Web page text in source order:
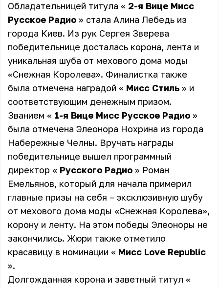
Обладательницей титула « 2-я Вице Мисс
Русское Радио » стала Алина Лебедь из
города Киев. Из рук Сергея Зверева
победительнице досталась корона, лента и
уникальная шуба от мехового дома моды
«Снежная Королева». Финалистка также
была отмечена наградой « Мисс Стиль » и
соответствующим денежным призом.
Званием « 1-я Вице Мисс Русское Радио »
была отмечена Элеонора Нохрина из города
Набережные Челны. Вручать награды
победительнице вышел программный
директор « Русского Радио » Роман
Емельянов, который для начала примерил
главные призы на себя – эксклюзивную шубу
от мехового дома моды «Снежная Королева»,
корону и ленту. На этом победы Элеоноры не
закончились. Жюри также отметило
красавицу в номинации « Мисс Love Republic
».
Долгожданная корона и заветный титул «